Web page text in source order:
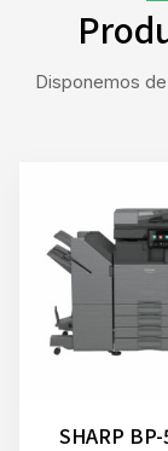
Disponemos
SHARP